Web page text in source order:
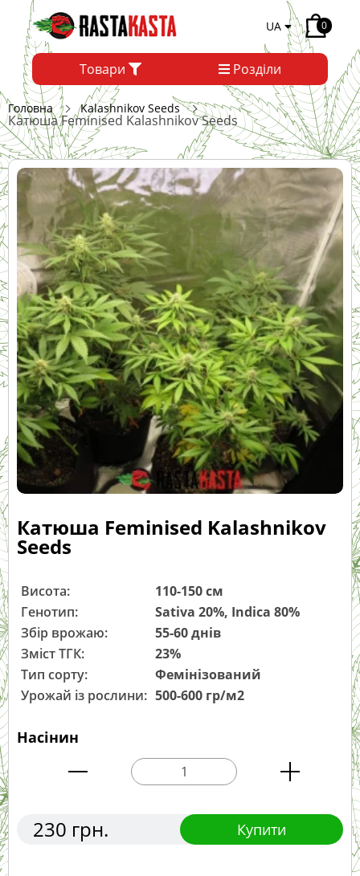
UA 0
Товари Розділи
Головна Kalashnikov Seeds
Катюша Feminised Kalashnikov Seeds
Катюша Feminised Kalashnikov
Seeds
Висота:
110-150 см
Генотип:
Sativa 20%, Indica 80%
Збір врожаю:
55-60 днів
Зміст ТГК:
23%
Тип сорту:
Фемінізований
Урожай із рослини: 500-600 гр/м2
Насінин
230 грн. Купити